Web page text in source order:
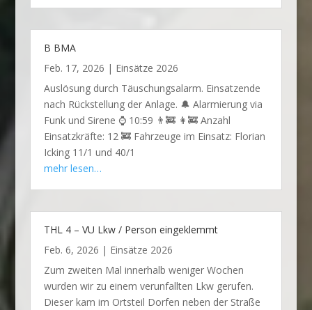
B BMA
Feb. 17, 2026 | Einsätze 2026
Auslösung durch Täuschungsalarm. Einsatzende
nach Rückstellung der Anlage. 🔔 Alarmierung via
Funk und Sirene ⌚ 10:59 👨‍🚒 👩‍🚒 Anzahl
Einsatzkräfte: 12 🚒 Fahrzeuge im Einsatz: Florian
Icking 11/1 und 40/1
mehr lesen…
THL 4 – VU Lkw / Person eingeklemmt
Feb. 6, 2026 | Einsätze 2026
Zum zweiten Mal innerhalb weniger Wochen
wurden wir zu einem verunfallten Lkw gerufen.
Dieser kam im Ortsteil Dorfen neben der Straße